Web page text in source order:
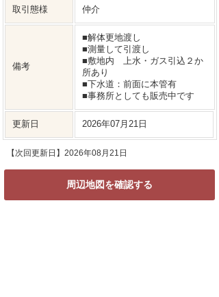
取引態様 仲介
備考
■解体更地渡し
■測量して引渡し
■敷地内 上水・ガス引込２か
所あり
■下水道：前面に本管有
■事務所としても販売中です
更新日 2026年07月21日
【次回更新日】2026年08月21日
周辺地図を確認する